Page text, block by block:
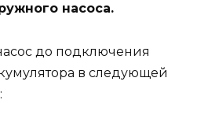
насоса.
до подключения
в следующей